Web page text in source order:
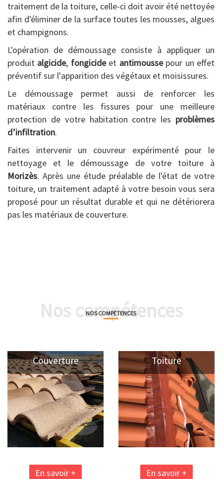
traitement de la toiture, celle-ci doit avoir été nettoyée
afin d'éliminer de la surface toutes les mousses, algues
et champignons.
L'opération de démoussage consiste à appliquer un
produit algicide, fongicideet antimoussepour un effet
préventif sur l'apparition des végétaux et moisissures.
Le démoussage permet aussi de renforcer les
matériaux contre les fissures pour une meilleure
protection de votre habitation contre les problèmes
d’infiltration.
Faites intervenir un couvreur expérimenté pour le
nettoyage et le démoussage de votre toiture à
Morizès. Après une étude préalable de l'état de votre
toiture, un traitement adapté à votre besoin vous sera
proposé pour un résultat durable et qui ne détériorera
pas les matériaux de couverture.
Nos compétences
NOS COMPÉTENCES
Couverture
En savoir +
Toiture
En savoir +